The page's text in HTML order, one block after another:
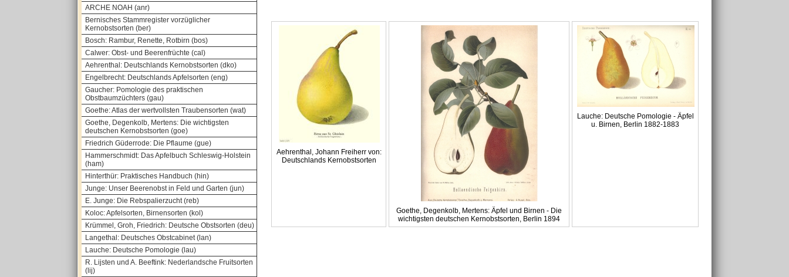
ARCHE NOAH (anr)
Bernisches Stammregister vorzüglicher
Kernobstsorten (ber)
Bosch: Rambur, Renette, Rotbirn (bos)
Calwer: Obst- und Beerenfrüchte (cal)
Aehrenthal: Deutschlands Kernobstsorten (dko)
Engelbrecht: Deutschlands Apfelsorten (eng)
Gaucher: Pomologie des praktischen
Obstbaumzüchters (gau)
Goethe: Atlas der wertvollsten Traubensorten (wat)
Goethe, Degenkolb, Mertens: Die wichtigsten
deutschen Kernobstsorten (goe)
Friedrich Güderrode: Die Pflaume (gue)
Hammerschmidt: Das Apfelbuch Schleswig-Holstein
(ham)
Hinterthür: Praktisches Handbuch (hin)
Junge: Unser Beerenobst in Feld und Garten (jun)
E. Junge: Die Rebspalierzucht (reb)
Koloc: Apfelsorten, Birnensorten (kol)
Krümmel, Groh, Friedrich: Deutsche Obstsorten (deu)
Langethal: Deutsches Obstcabinet (lan)
Lauche: Deutsche Pomologie (lau)
R. Lijsten und A. Beeftink: Nederlandsche Fruitsorten
(lij)
Aehrenthal, Johann Freiherr von:
Deutschlands Kernobstsorten
Goethe, Degenkolb, Mertens: Äpfel und Birnen - Die
wichtigsten deutschen Kernobstsorten, Berlin 1894
Lauche: Deutsche Pomologie - Äpfel
u. Birnen, Berlin 1882-1883